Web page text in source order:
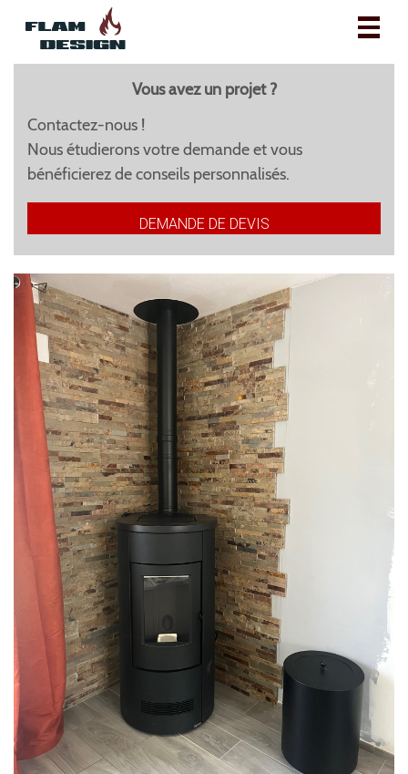
Vous avez un projet ?
Contactez-nous !
Nous étudierons votre demande et vous
bénéficierez de conseils personnalisés.
DEMANDE DE DEVIS